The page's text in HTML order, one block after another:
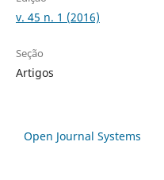
v. 45 n. 1 (2016)
Seção
Artigos
Open Journal Systems